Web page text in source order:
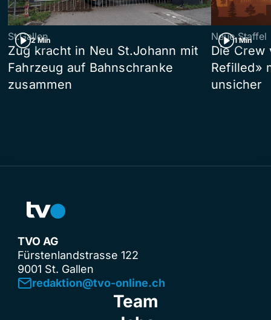
2 Min
St.Gallen
Zug kracht in Neu St.Johann mit
Fahrzeug auf Bahnschranke
zusammen
1 Min
Neue Staffel
Die Crew
Refilled»
unsicher
TVO AG
Fürstenlandstrasse 122
9001 St. Gallen
redaktion@tvo-online.ch
Team